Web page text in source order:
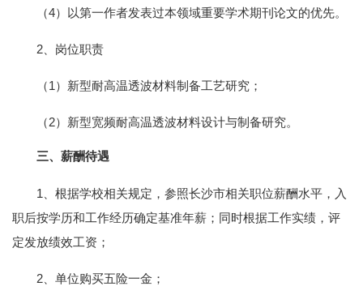
（4）以第一作者发表过本领域重要学术期刊论文的优先。
2、岗位职责
（1）新型耐高温透波材料制备工艺研究；
（2）新型宽频耐高温透波材料设计与制备研究。
三、薪酬待遇
1、根据学校相关规定，参照长沙市相关职位薪酬水平，入
职后按学历和工作经历确定基准年薪；同时根据工作实绩，评
定发放绩效工资；
2、单位购买五险一金；